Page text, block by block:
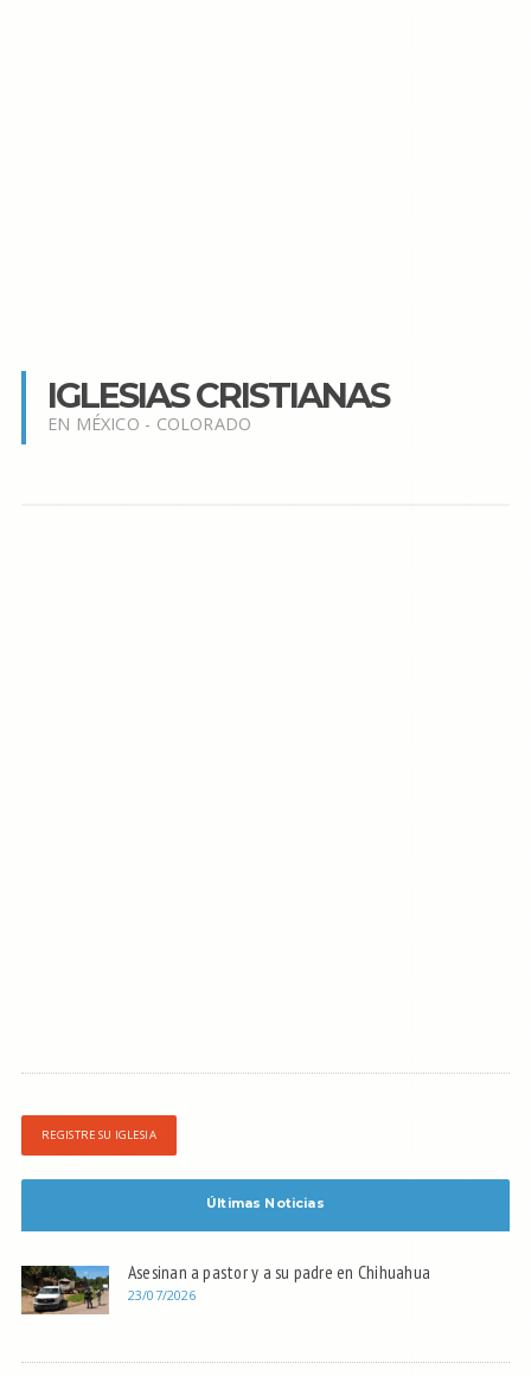
IGLESIAS CRISTIANAS
EN MÉXICO - COLORADO
REGISTRE SU IGLESIA
Últimas Noticias
Asesinan a pastor y a su padre en Chihuahua
23/07/2026